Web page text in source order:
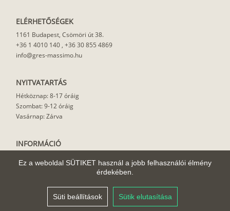
Ez a weboldal SÜTIKET használ a jobb felhasználói élmény
érdekében.
Süti beállítások Sütik elutasítása
ELÉRHETŐSÉGEK
1161 Budapest, Csömöri út 38.
+36 1 4010 140, +36 30 855 4869
info@gres-massimo.hu
NYITVATARTÁS
Hétköznap: 8-17 óráig
Szombat: 9-12 óráig
Vasárnap: Zárva
INFORMÁCIÓ
Felhasználási javaslat